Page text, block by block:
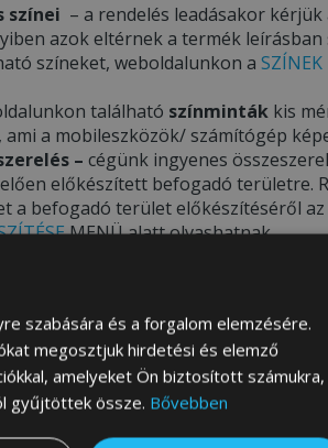
színei – a rendelés leadásakor
azok eltérnek a termék
színeket, weboldalunkon a SZÍNEK
található színminták kis
ami a mobileszközök/ számítógép
– cégünk ingyenes
előkészített befogadó területre.
a befogadó terület előkészítéséről az
MENÜ alatt olvashatnak.
Aktuális ár:
szabására és a forgalom elemzésére.
megosztjuk hirdetési és elemző
amelyeket Ön biztosított számukra,
gyűjtöttek össze. Bővebben